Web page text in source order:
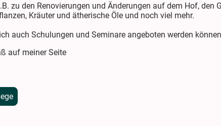
zu den Renovierungen und Änderungen auf dem Hof, den
Kräuter und ätherische Öle und noch viel mehr.
auch Schulungen und Seminare angeboten werden
auf meiner Seite